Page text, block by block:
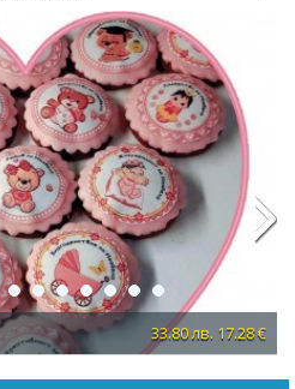
33.80 лв. 17.28 €
Next